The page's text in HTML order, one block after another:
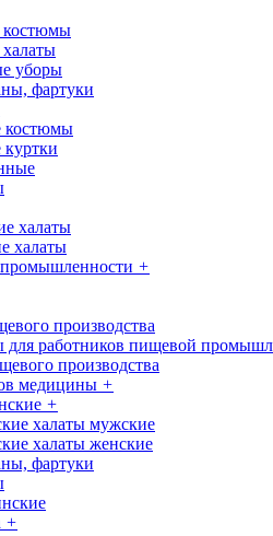
костюмы
уборы
фартуки
костюмы
халаты
халаты
+
производства
для работников пищевой
производства
медицины +
+
халаты мужские
халаты женские
фартуки
+